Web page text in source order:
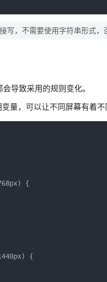
写，不需要使用字符串形式，
导致采用的规则变化。
量，可以让不同屏幕有着不
{
{